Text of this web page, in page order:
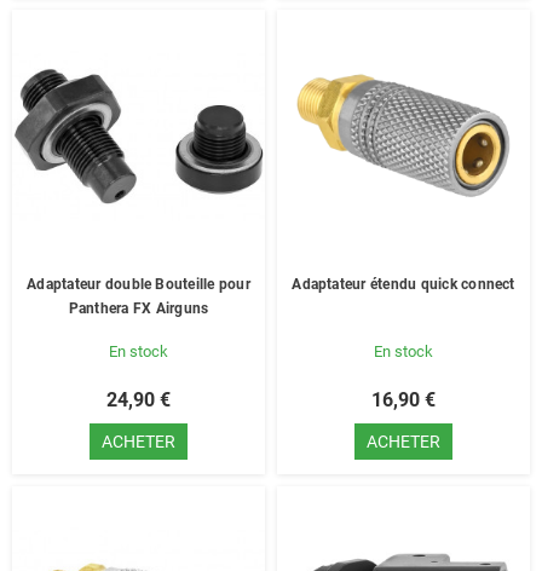
Adaptateur double Bouteille pour
Panthera FX Airguns
En stock
24,90 €
ACHETER
Adaptateur étendu quick connect
En stock
16,90 €
ACHETER